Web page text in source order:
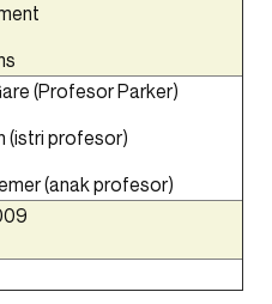
(Profesor Parker)
(istri profesor)
(anak profesor)